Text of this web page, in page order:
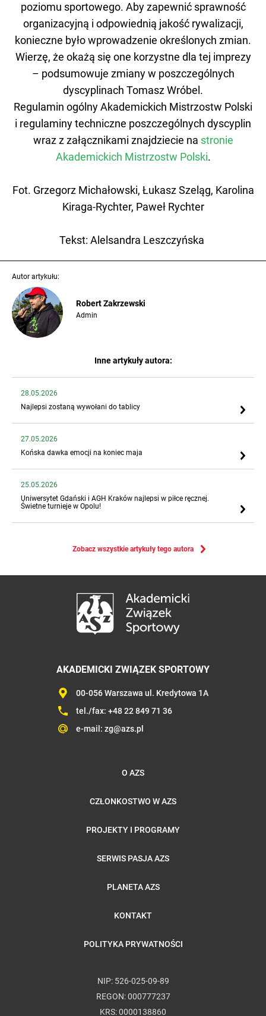
poziomu sportowego. Aby zapewnić sprawność
organizacyjną i odpowiednią jakość rywalizacji,
konieczne było wprowadzenie określonych zmian.
Wierzę, że okażą się one korzystne dla tej imprezy
– podsumowuje zmiany w poszczególnych
dyscyplinach Tomasz Wróbel.
Regulamin ogólny Akademickich Mistrzostw Polski
i regulaminy techniczne poszczególnych dyscyplin
wraz z załącznikami znajdziecie na stronie
Akademickich Mistrzostw Polski.
Fot. Grzegorz Michałowski, Łukasz Szeląg, Karolina
Kiraga-Rychter, Paweł Rychter
Tekst: Alelsandra Leszczyńska
Autor artykułu:
Robert Zakrzewski
Admin
Inne artykuły autora:
28.05.2026
Najlepsi zostaną wywołani do tablicy
27.05.2026
Końska dawka emocji na koniec maja
25.05.2026
Uniwersytet Gdański i AGH Kraków najlepsi w piłce ręcznej.
Świetne turnieje w Opolu!
Zobacz wszystkie artykuły tego autora
AKADEMICKI ZWIĄZEK SPORTOWY
00-056 Warszawa ul. Kredytowa 1A
tel./fax: +48 22 849 71 36
e-mail: zg@azs.pl
O AZS
CZŁONKOSTWO W AZS
PROJEKTY I PROGRAMY
SERWIS PASJA AZS
PLANETA AZS
KONTAKT
POLITYKA PRYWATNOŚCI
NIP: 526-025-09-89
REGON: 000777237
KRS: 0000138860